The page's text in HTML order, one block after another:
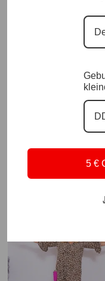
DesignSweater Leo Steps |Gr.
49,90€
5 €